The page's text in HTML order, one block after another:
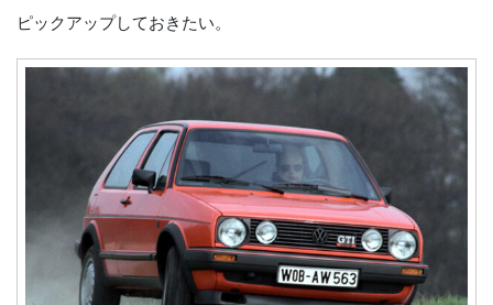
ピックアップしておきたい。